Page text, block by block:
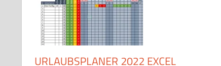
URLAUBSPLANER 2022 EXCEL